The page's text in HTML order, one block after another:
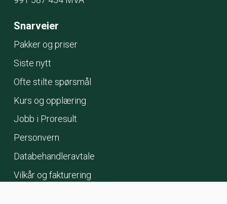
Snarveier
Pakker og priser
Siste nytt
Ofte stilte spørsmål
Kurs og opplæring
Jobb i Proresult
Personvern
Databehandleravtale
Vilkår og fakturering